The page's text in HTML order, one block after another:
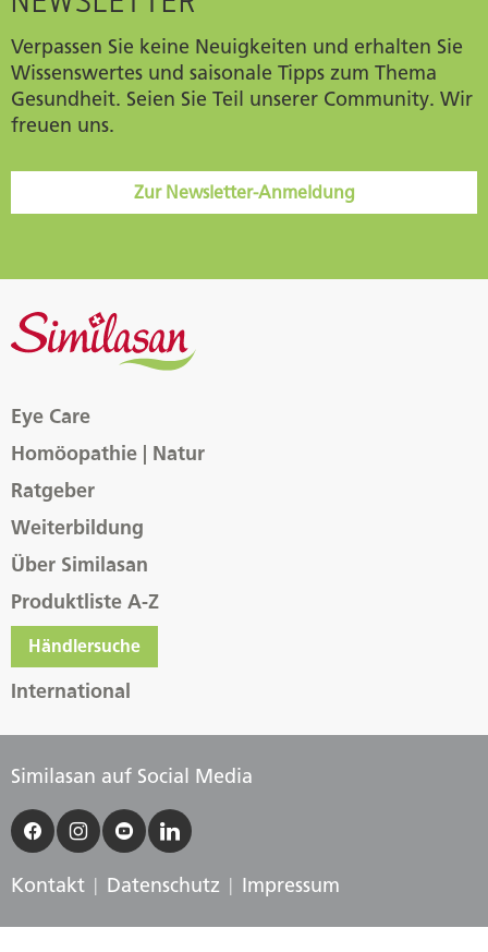
Verpassen Sie keine Neuigkeiten und erhalten Sie
Wissenswertes und saisonale Tipps zum Thema
Gesundheit. Seien Sie Teil unserer Community. Wir
freuen uns.
Zur Newsletter-Anmeldung
Eye Care
Homöopathie | Natur
Ratgeber
Weiterbildung
Über Similasan
Produktliste A-Z
Händlersuche
International
Similasan auf Social Media
Kontakt Datenschutz Impressum